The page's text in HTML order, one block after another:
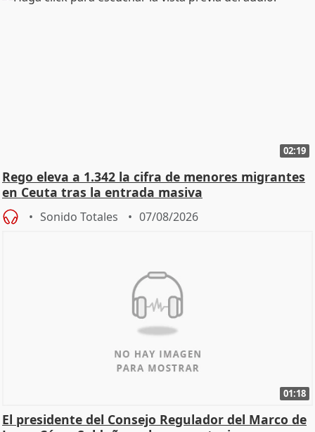
02:19
Rego eleva a 1.342 la cifra de menores migrantes
en Ceuta tras la entrada masiva
Sonido Totales 07/08/2026
01:18
El presidente del Consejo Regulador del Marco de